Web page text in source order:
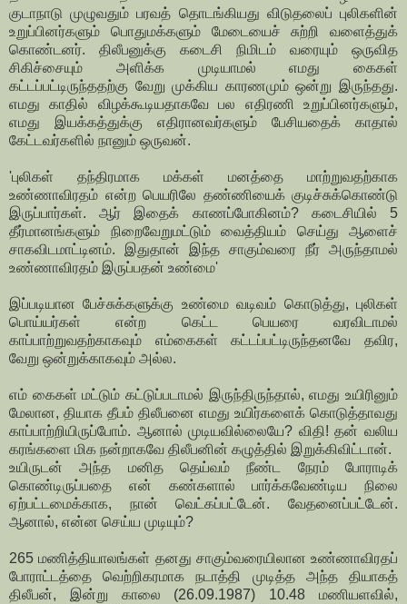
குடாநாடு முழுவதும் பரவத் தொடங்கியது விடுதலைப் புலிகளின்
உறுப்பினர்களும் பொதுமக்களும் மேடையைச் சுற்றி வளைத்துக்
கொண்டனர். திலீபனுக்கு கடைசி நிமிடம் வரையும் ஒருவித
சிகிச்சையும் அளிக்க முடியாமல் எமது கைகள்
கட்டப்பட்டிருந்ததற்கு வேறு முக்கிய காரணமும் ஒன்று இருந்தது.
எமது காதில் விழக்கூடியதாகவே பல எதிரணி உறுப்பினர்களும்,
எமது இயக்கத்துக்கு எதிரானவர்களும் பேசியதைக் காதால்
கேட்டவர்களில் நானும் ஒருவன்.
'புலிகள் தந்திரமாக மக்கள் மனத்தை மாற்றுவதற்காக
உண்ணாவிரதம் என்ற பெயரிலே தண்ணியைக் குடிச்சுக்கொண்டு
இருப்பார்கள். ஆர் இதைக் காணப்போகினம்? கடைசியில் 5
தீர்மானங்களும் நிறைவேறுமட்டும் வைத்தியம் செய்து ஆளைச்
சாகவிடமாட்டினம். இதுதான் இந்த சாகும்வரை நீர் அருந்தாமல்
உண்ணாவிரதம் இருப்பதன் உண்மை'
இப்படியான பேச்சுக்களுக்கு உண்மை வடிவம் கொடுத்து, புலிகள்
பொய்யர்கள் என்ற கெட்ட பெயரை வரவிடாமல்
காப்பாற்றுவதற்காகவும் எம்கைகள் கட்டப்பட்டிருந்தனவே தவிர,
வேறு ஒன்றுக்காகவும் அல்ல.
எம் கைகள் மட்டும் கட்டுப்படாமல் இருந்திருந்தால், எமது உயிரினும்
மேலான, தியாக தீபம் திலீபனை எமது உயிர்களைக் கொடுத்தாவது
காப்பாற்றியிருப்போம். ஆனால் முடியவில்லையே? விதி! தன் வலிய
கரங்களை மிக நன்றாகவே திலீபனின் கழுத்தில் இறுக்கிவிட்டான்.
உயிருடன் அந்த மனித தெய்வம் நீண்ட நேரம் போராடிக்
கொண்டிருப்பதை என் கண்களால் பார்க்கவேண்டிய நிலை
ஏற்பட்டமைக்காக, நான் வெட்கப்பட்டேன். வேதனைப்பட்டேன்.
ஆனால், என்ன செய்ய முடியும்?
265 மணித்தியாலங்கள் தனது சாகும்வரையிலான உண்ணாவிரதப்
போராட்டத்தை வெற்றிகரமாக நடாத்தி முடித்த அந்த தியாகத்
திலீபன், இன்று காலை (26.09.1987) 10.48 மணியளவில்,